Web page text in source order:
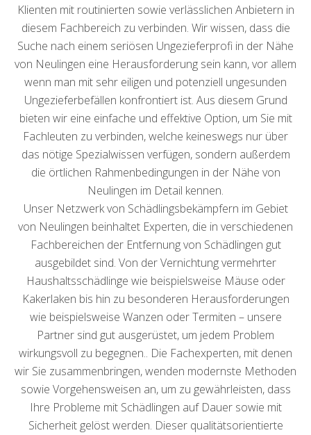
Klienten mit routinierten sowie verlässlichen Anbietern in
diesem Fachbereich zu verbinden. Wir wissen, dass die
Suche nach einem seriösen Ungezieferprofi in der Nähe
von Neulingen eine Herausforderung sein kann, vor allem
wenn man mit sehr eiligen und potenziell ungesunden
Ungezieferbefällen konfrontiert ist. Aus diesem Grund
bieten wir eine einfache und effektive Option, um Sie mit
Fachleuten zu verbinden, welche keineswegs nur über
das nötige Spezialwissen verfügen, sondern außerdem
die örtlichen Rahmenbedingungen in der Nähe von
Neulingen im Detail kennen.
Unser Netzwerk von Schädlingsbekämpfern im Gebiet
von Neulingen beinhaltet Experten, die in verschiedenen
Fachbereichen der Entfernung von Schädlingen gut
ausgebildet sind. Von der Vernichtung vermehrter
Haushaltsschädlinge wie beispielsweise Mäuse oder
Kakerlaken bis hin zu besonderen Herausforderungen
wie beispielsweise Wanzen oder Termiten – unsere
Partner sind gut ausgerüstet, um jedem Problem
wirkungsvoll zu begegnen.. Die Fachexperten, mit denen
wir Sie zusammenbringen, wenden modernste Methoden
sowie Vorgehensweisen an, um zu gewährleisten, dass
Ihre Probleme mit Schädlingen auf Dauer sowie mit
Sicherheit gelöst werden. Dieser qualitätsorientierte